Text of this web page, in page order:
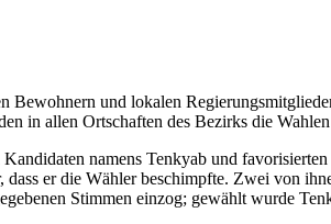
und lokalen
in allen Ortschaften des Bezirks die Wahlen
namens Tenkyab und
er die Wähler beschimpfte. Zwei von
Stimmen einzog; gewählt wurde